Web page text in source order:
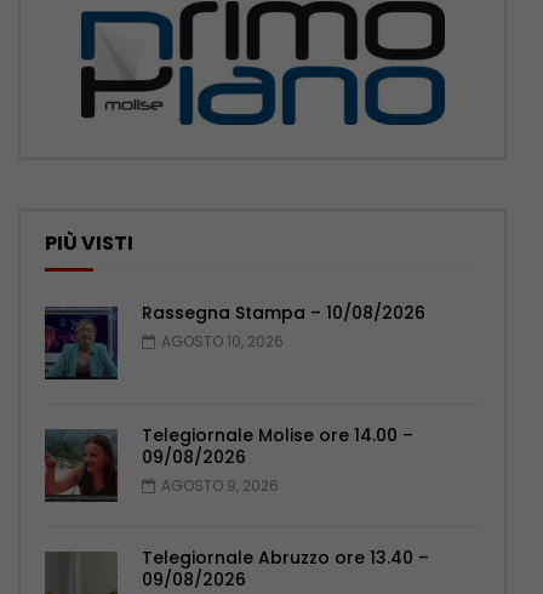
PIÙ VISTI
Rassegna Stampa – 10/08/2026
AGOSTO 10, 2026
Telegiornale Molise ore 14.00 –
09/08/2026
AGOSTO 9, 2026
Telegiornale Abruzzo ore 13.40 –
09/08/2026